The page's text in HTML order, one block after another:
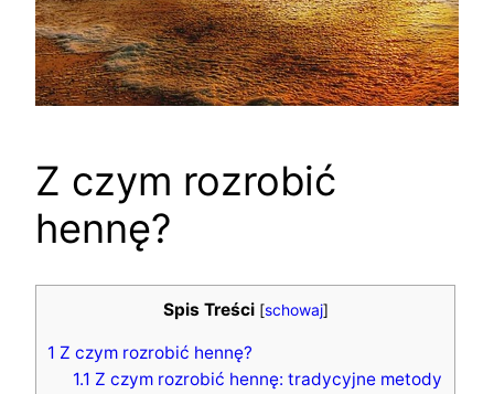
Z czym rozrobić
hennę?
Spis Treści [schowaj]
1 Z czym rozrobić hennę?
1.1 Z czym rozrobić hennę: tradycyjne metody